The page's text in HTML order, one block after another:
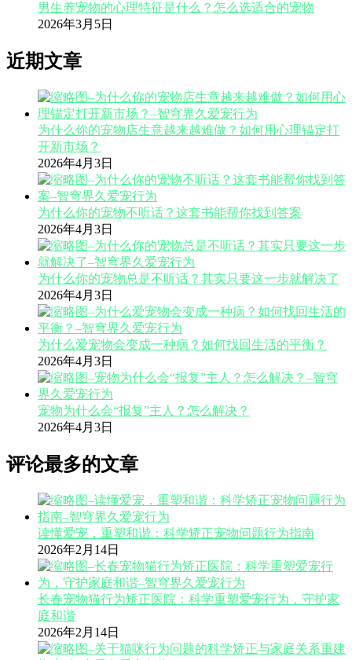
男生养宠物的心理特征是什么？怎么选适合的宠物
2026年3月5日
近期文章
为什么你的宠物店生意越来越难做？如何用心理锚定打
开新市场？
2026年4月3日
为什么你的宠物不听话？这套书能帮你找到答案
2026年4月3日
为什么你的宠物总是不听话？其实只要这一步就解决了
2026年4月3日
为什么爱宠物会变成一种病？如何找回生活的平衡？
2026年4月3日
宠物为什么会“报复”主人？怎么解决？
2026年4月3日
评论最多的文章
读懂爱宠，重塑和谐：科学矫正宠物问题行为指南
2026年2月14日
长春宠物猫行为矫正医院：科学重塑爱宠行为，守护家
庭和谐
2026年2月14日